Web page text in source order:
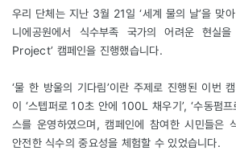
우리 단체는 지난 3월 21일 ‘세계 물의 날’을 맞
니에공원에서 식수부족 국가의 어려운 현실
Project’ 캠페인을 진행했습니다.
‘물 한 방울의 기다림’이란 주제로 진행된 이번
이 ‘스텝퍼로 10초 안에 100L 채우기’, ‘수동펌
스를 운영하였으며, 캠페인에 참여한 시민들은
안전한 식수의 중요성을 체험할 수 있었습니다.